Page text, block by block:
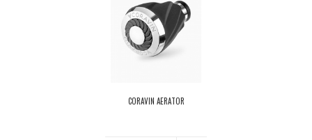
CORAVIN AERATOR